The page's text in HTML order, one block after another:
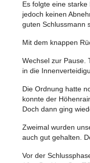
Es folgte eine
jedoch keinen
guten Schlussmann
Mit dem knappen
Wechsel zur Pause.
in die
Die Ordnung hatte
konnte der
Doch dann ging
Zweimal wurden
auch gut gehalten.
Vor der